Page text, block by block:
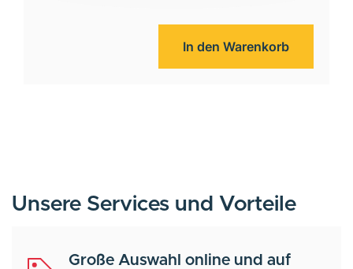
In den Warenkorb
Unsere Services und Vorteile
Große Auswahl online und auf